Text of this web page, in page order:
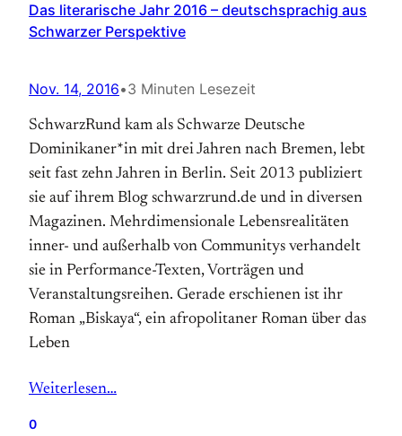
Das literarische Jahr 2016 – deutschsprachig aus
Schwarzer Perspektive
Nov. 14, 2016•3 Minuten Lesezeit
SchwarzRund kam als Schwarze Deutsche
Dominikaner*in mit drei Jahren nach Bremen, lebt
seit fast zehn Jahren in Berlin. Seit 2013 publiziert
sie auf ihrem Blog schwarzrund.de und in diversen
Magazinen. Mehrdimensionale Lebensrealitäten
inner- und außerhalb von Communitys verhandelt
sie in Performance-Texten, Vorträgen und
Veranstaltungsreihen. Gerade erschienen ist ihr
Roman „Biskaya“, ein afropolitaner Roman über das
Leben
Weiterlesen…
0